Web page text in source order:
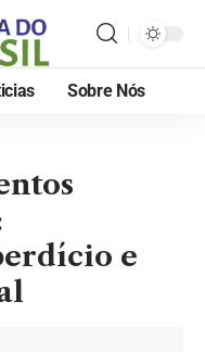
Sobre Nós
e